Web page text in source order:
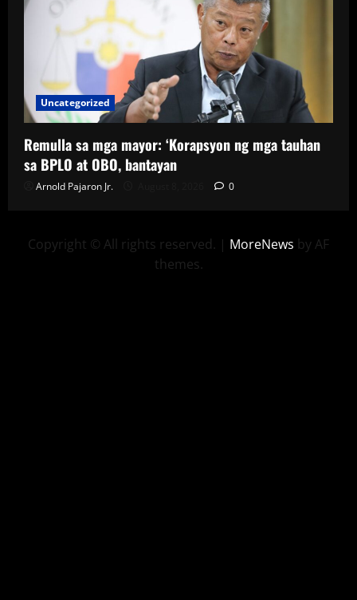
Uncategorized
Remulla sa mga mayor: ‘Korapsyon ng mga tauhan
sa BPLO at OBO, bantayan
Arnold Pajaron Jr. 0
Copyright © All rights reserved. | MoreNews by AF
themes.